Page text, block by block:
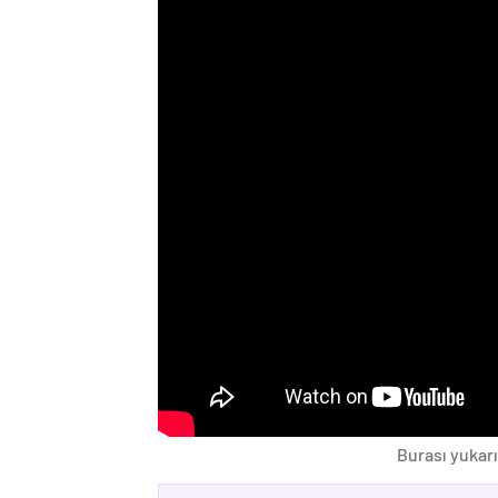
Burası